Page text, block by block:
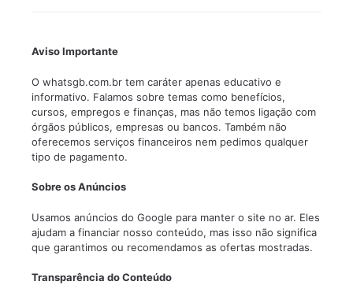
Aviso Importante
O whatsgb.com.br tem caráter apenas educativo e
informativo. Falamos sobre temas como benefícios,
cursos, empregos e finanças, mas não temos ligação com
órgãos públicos, empresas ou bancos. Também não
oferecemos serviços financeiros nem pedimos qualquer
tipo de pagamento.
Sobre os Anúncios
Usamos anúncios do Google para manter o site no ar. Eles
ajudam a financiar nosso conteúdo, mas isso não significa
que garantimos ou recomendamos as ofertas mostradas.
Transparência do Conteúdo